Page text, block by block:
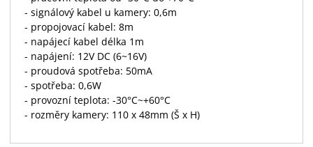
- signálový kabel u kamery: 0,6m
- propojovací kabel: 8m
- napájecí kabel délka 1m
- napájení: 12V DC (6~16V)
- proudová spotřeba: 50mA
- spotřeba: 0,6W
- provozní teplota: -30°C~+60°C
- rozměry kamery: 110 x 48mm (Š x H)